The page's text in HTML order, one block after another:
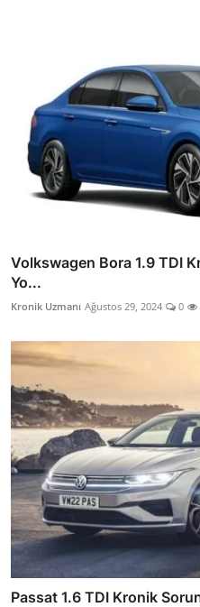
Volkswagen Bora 1.9 TDI
Yo...
Kronik Uzmanı Ağustos 29, 2024 0
Passat 1.6 TDI Kronik